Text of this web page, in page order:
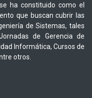
ha constituido como el
que buscan cubrir las
de Sistemas, tales
de Gerencia de
Informática, Cursos de
otros.